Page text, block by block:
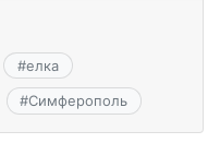
#елка
#Симферополь